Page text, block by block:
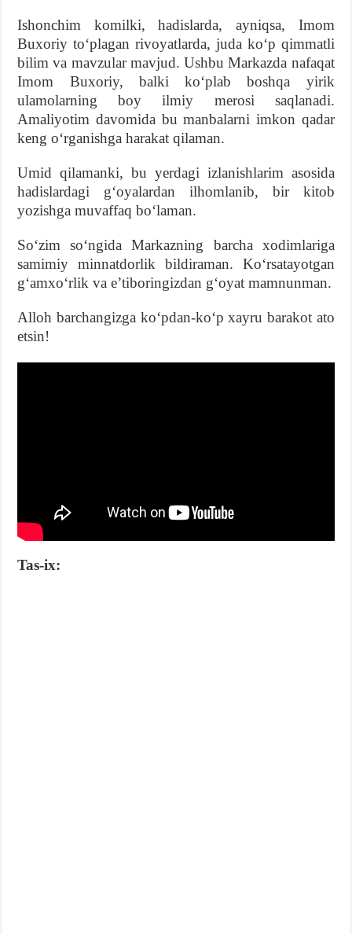
Ishonchim komilki, hadislarda, ayniqsa, Imom
Buxoriy toʻplagan rivoyatlarda, juda koʻp qimmatli
bilim va mavzular mavjud. Ushbu Markazda nafaqat
Imom Buxoriy, balki koʻplab boshqa yirik
ulamolarning boy ilmiy merosi saqlanadi.
Amaliyotim davomida bu manbalarni imkon qadar
keng oʻrganishga harakat qilaman.
Umid qilamanki, bu yerdagi izlanishlarim asosida
hadislardagi gʻoyalardan ilhomlanib, bir kitob
yozishga muvaffaq boʻlaman.
Soʻzim soʻngida Markazning barcha xodimlariga
samimiy minnatdorlik bildiraman. Koʻrsatayotgan
gʻamxoʻrlik va eʼtiboringizdan gʻoyat mamnunman.
Alloh barchangizga koʻpdan-koʻp xayru barakot ato
etsin!
Tas-ix: